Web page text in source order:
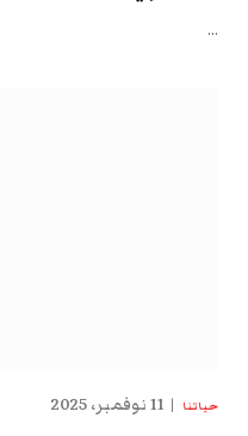
…
حياتنا 11 نوفمبر، 2025